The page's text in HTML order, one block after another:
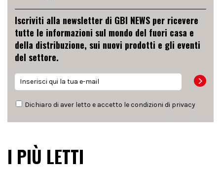
Iscriviti alla newsletter di GBI NEWS per ricevere
tutte le informazioni sul mondo del fuori casa e
della distribuzione, sui nuovi prodotti e gli eventi
del settore.
Dichiaro di aver letto e accetto le condizioni di privacy
I PIÙ LETTI